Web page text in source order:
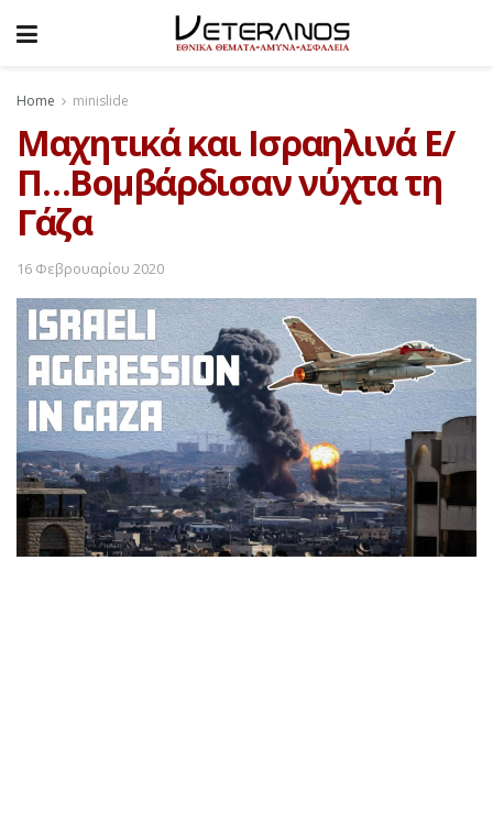
Home minislide
Μαχητικά και Ισραηλινά Ε/
Π…Βομβάρδισαν νύχτα τη
Γάζα
16 Φεβρουαρίου 2020